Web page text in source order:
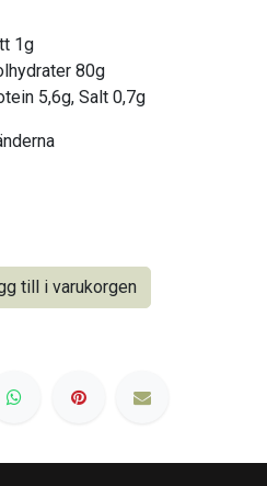
1g
80g
5,6g, Salt 0,7g
till i varukorgen